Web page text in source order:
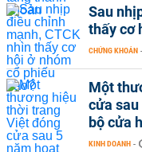
Sau
thấy cơ
CHỨNG KHOÁN -
Một
cửa
bộ cửa
KINH DOANH -